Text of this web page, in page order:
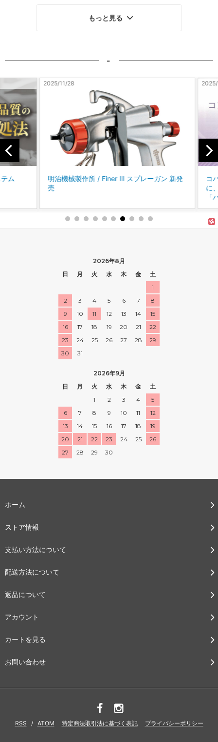
もっと見る
-
2025/11/28
明治機械製作所 / Finer Ⅲ スプレーガン 新発
2025/
コバ
に、
「パ
2026年8月
日
月 火 水 木 金
土
1
2
3 4 5 6 7
8
9
10 11 12 13 14
15
16
17 18 19 20 21
22
23
24 25 26 27 28
29
30
31
2026年9月
日
月 火 水 木 金
土
1
2 3 4
5
6
7 8 9 10 11
12
13
14 15 16 17 18
19
20
21 22 23 24 25
26
27
28 29 30
ホーム
ストア情報
支払い方法について
配送方法について
返品について
アカウント
カートを見る
お問い合わせ
RSS / ATOM 特定商法取引法に基づく表記 プライバシーポリシー